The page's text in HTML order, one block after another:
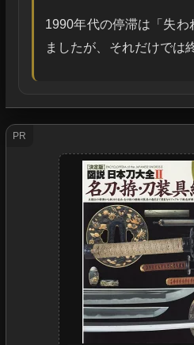
1990年代の停滞は「失
ましたが、それだけでは
PR